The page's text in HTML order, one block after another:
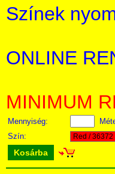
Színek
ONLINE
MINIMUM
Mennyiség:
Szín:
Kosárba